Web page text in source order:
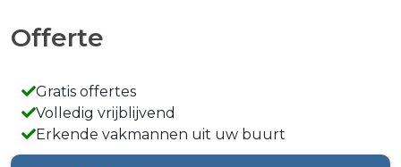
Offerte
Gratis offertes
Volledig vrijblijvend
Erkende vakmannen uit uw buurt